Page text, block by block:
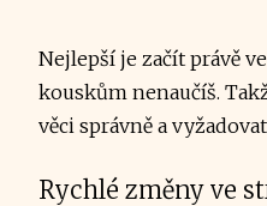
Nejlepší je začít právě
kouskům nenaučíš.
věci správně a
Rychlé změny ve